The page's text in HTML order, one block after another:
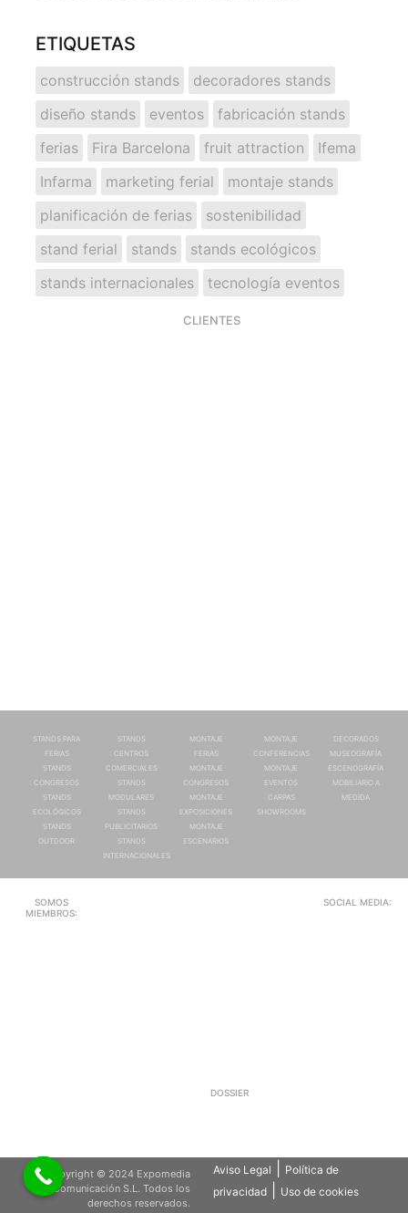
ETIQUETAS
construcción stands
decoradores stands
diseño stands
eventos
fabricación stands
ferias
Fira Barcelona fruit attraction
Ifema
Infarma
marketing ferial
montaje stands
planificación de ferias
sostenibilidad
stand ferial
stands
stands ecológicos
stands internacionales
tecnología eventos
CLIENTES
STANDS PARA
FERIAS
STANDS
CONGRESOS
STANDS
ECOLÓGICOS
STANDS
OUTDOOR
STANDS
CENTROS
COMERCIALES
STANDS
MODULARES
STANDS
PUBLICITARIOS
STANDS
INTERNACIONALES
MONTAJE
FERIAS
MONTAJE
CONGRESOS
MONTAJE
EXPOSICIONES
MONTAJE
ESCENARIOS
MONTAJE
CONFERENCIAS
MONTAJE
EVENTOS
CARPAS
SHOWROOMS
DECORADOS
MUSEOGRAFÍA
ESCENOGRAFÍA
MOBILIARIO A
MEDIDA
SOMOS
MIEMBROS:
DOSSIER
SOCIAL MEDIA:
Copyright © 2024 Expomedia
Comunicación S.L. Todos los
derechos reservados.
Aviso Legal
Política de
privacidad
Uso de cookies